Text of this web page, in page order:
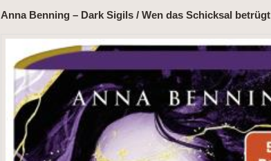
Anna Benning – Dark Sigils / Wen das Schicksal betrügt